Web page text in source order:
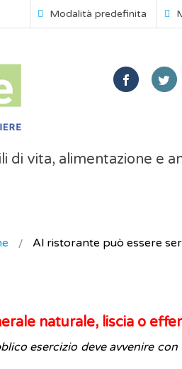
Modalità predefinita
di vita, alimentazione e
Al ristorante può essere
naturale, liscia o
esercizio deve avvenire